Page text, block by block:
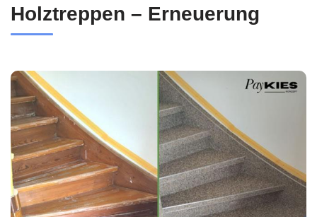
Holztreppen – Erneuerung